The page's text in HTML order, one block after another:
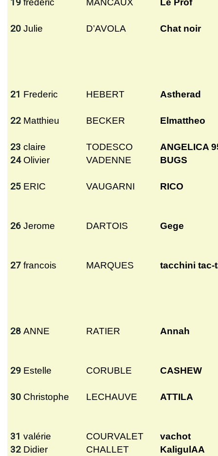
19 frédéric MANCAUX Le Prof
20 Julie D’AVOLA Chat noir
21 Frederic HEBERT Astherad
22 Matthieu BECKER Elmattheo
23 claire TODESCO ANGELICA
24 Olivier VADENNE BUGS
25 ERIC VAUGARNI RICO
26 Jerome DARTOIS Gege
27 francois MARQUES tacchini tac-
28 ANNE RATIER Annah
29 Estelle CORUBLE CASHEW
30 Christophe LECHAUVE ATTILA
31 valérie COURVALET vachot
32 Didier CHALLET KaligulAA